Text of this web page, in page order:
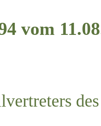
vom